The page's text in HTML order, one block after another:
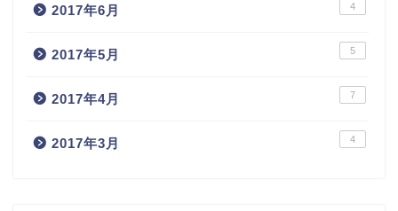
2017年6月 4
2017年5月 5
2017年4月 7
2017年3月 4